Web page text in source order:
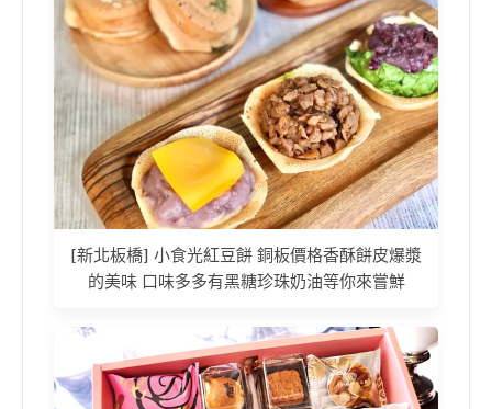
[新北板橋] 小食光紅豆餅 銅板價格香酥餅皮爆漿
的美味 口味多多有黑糖珍珠奶油等你來嘗鮮